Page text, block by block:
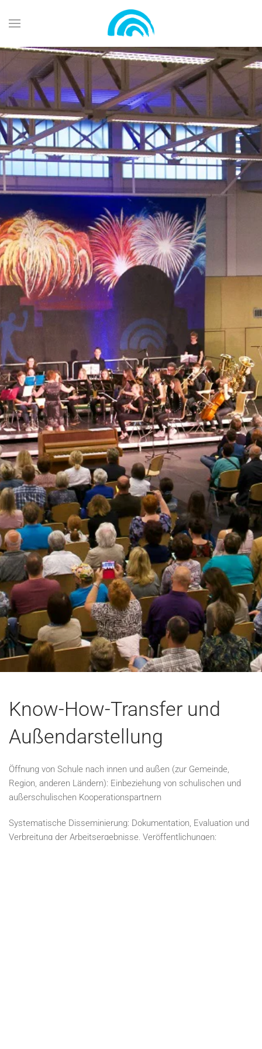
Zum Hauptinhalt springen
Know-How-Transfer und
Außendarstellung
Öffnung von Schule nach innen und außen (zur Gemeinde,
Region, anderen Ländern): Einbeziehung von schulischen und
außerschulischen Kooperationspartnern
Systematische Disseminierung: Dokumentation, Evaluation und
Verbreitung der Arbeitsergebnisse, Veröffentlichungen: